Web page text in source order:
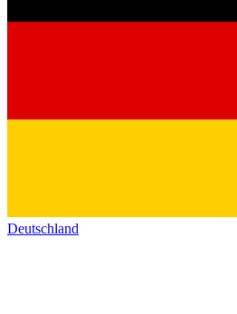
Deutschland